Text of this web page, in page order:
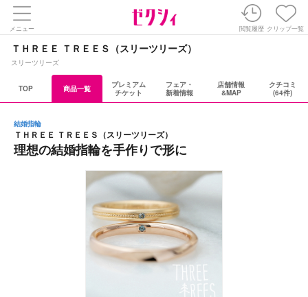
メニュー 閲覧履歴 クリップ一覧
ＴＨＲＥＥ ＴＲＥＥＳ（スリーツリーズ）
スリーツリーズ
TOP 商品一覧
プレミアム
チケット
フェア・
新着情報
店舗情報
&MAP
クチコミ
(64件)
結婚指輪
ＴＨＲＥＥ ＴＲＥＥＳ（スリーツリーズ）
理想の結婚指輪を手作りで形に